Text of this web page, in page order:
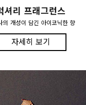
셔리 프래그런스
의 개성이 담긴 아이코닉한 향
자세히 보기